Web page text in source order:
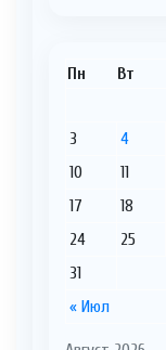
Пн Вт
« Июл
3
4
10
11
17
18
24
25
31